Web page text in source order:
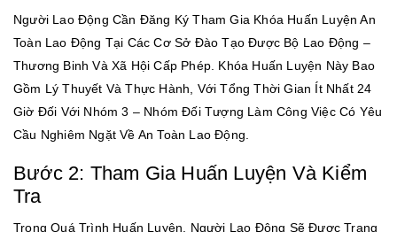
Người Lao Động Cần Đăng Ký Tham Gia Khóa Huấn Luyện An
Toàn Lao Động Tại Các Cơ Sở Đào Tạo Được Bộ Lao Động –
Thương Binh Và Xã Hội Cấp Phép. Khóa Huấn Luyện Này Bao
Gồm Lý Thuyết Và Thực Hành, Với Tổng Thời Gian Ít Nhất 24
Giờ Đối Với Nhóm 3 – Nhóm Đối Tượng Làm Công Việc Có Yêu
Cầu Nghiêm Ngặt Về An Toàn Lao Động.
Bước 2: Tham Gia Huấn Luyện Và Kiểm
Tra
Trong Quá Trình Huấn Luyện, Người Lao Động Sẽ Được Trang